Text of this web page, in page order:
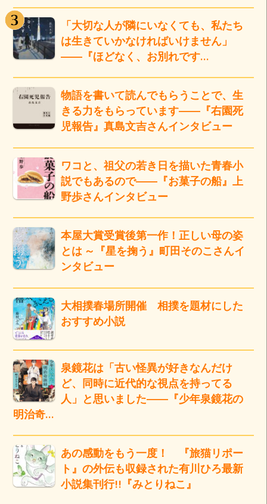
「大切な人が隣にいなくても、私たち
は生きていかなければいけません」
――『ほどなく、お別れです…
物語を書いて読んでもらうことで、生
きる力をもらっています――『右園死
児報告』真島文吉さんインタビュー
ワコと、祖父の若き日を描いた青春小
説でもあるので――『お菓子の船』上
野歩さんインタビュー
本屋大賞受賞後第一作！正しい母の姿
とは ～『星を掬う』町田そのこさんイ
ンタビュー
大相撲春場所開催 相撲を題材にした
おすすめ小説
泉鏡花は「古い怪異が好きなんだけ
ど、同時に近代的な視点を持ってる
人」と思いました――『少年泉鏡花の
明治奇…
あの感動をもう一度！ 『旅猫リポー
ト』の外伝も収録された有川ひろ最新
小説集刊行!!『みとりねこ』